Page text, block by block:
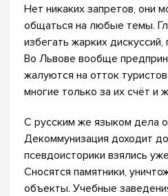
Нет никаких запретов, они
общаться на любые темы.
избегать жарких
Во Львове вообще
жалуются на отток
многие только за их счёт и
С русским же языком дела
Декоммунизация доходит
псевдоисторики взялись
Сносятся памятники,
объекты. Учебные